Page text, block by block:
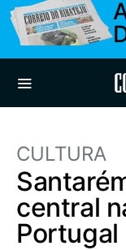
CULTURA
central
Portugal